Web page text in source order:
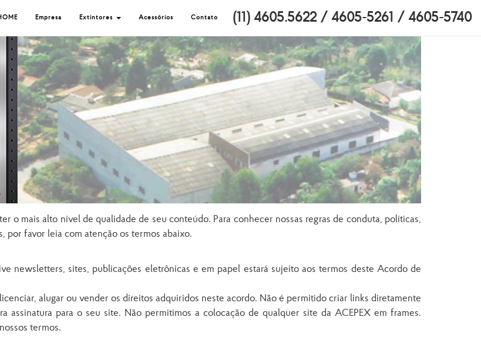
Empresa Extintores Acessórios Contato (11) 4605.5622 / 4605-5261 / 4605-5740
o mais alto nível de qualidade de seu conteúdo. Para conhecer nossas regras de conduta, políticas,
por favor leia com atenção os termos abaixo.
newsletters, sites, publicações eletrônicas e em papel estará sujeito aos termos deste Acordo de
alugar ou vender os direitos adquiridos neste acordo. Não é permitido criar links diretamente
assinatura para o seu site. Não permitimos a colocação de qualquer site da ACEPEX em frames.
termos.